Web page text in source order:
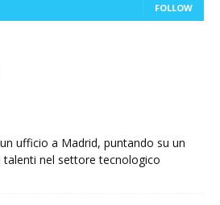
FOLLOW
ufficio a Madrid, puntando su un
nel settore tecnologico